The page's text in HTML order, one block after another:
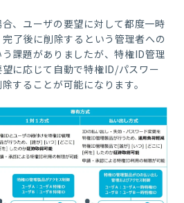
、ユーザの要望に対して都度一時
了後に削除するという管理者への
課題がありましたが、特権ID管理
に応じて自動で特権ID/パスワー
することが可能になります。